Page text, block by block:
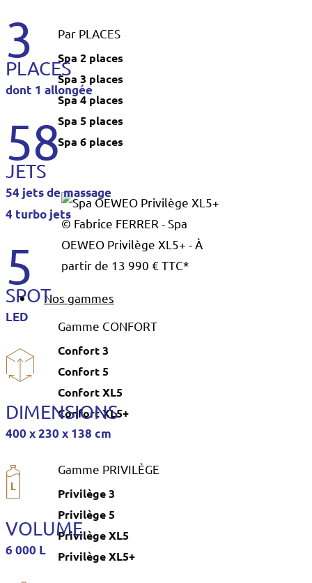
Par PLACES
Spa 2 places
Spa 3 places
Spa 4 places
Spa 5 places
Spa 6 places
© Fabrice FERRER - Spa
OEWEO Privilège XL5+ - À
partir de 13 990 € TTC*
Nos gammes
Gamme CONFORT
Confort 3
Confort 5
Confort XL5
Confort XL5+
Gamme PRIVILÈGE
Privilège 3
Privilège 5
Privilège XL5
Privilège XL5+
3
PLACES
dont 1 allongée
58
JETS
54 jets de massage
4 turbo jets
5
SPOT
LED
DIMENSIONS
400 x 230 x 138 cm
VOLUME
6 000 L